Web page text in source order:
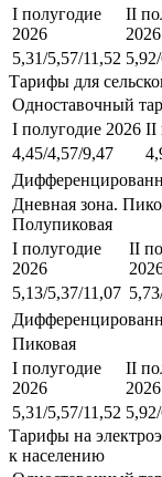
I полугодие
2026
II
2026
5,31/5,57/11,52
Тарифы для
Одноставочный
I полугодие 2026 II
4,45/4,57/9,47
Дневная зона.
Полупиковая
I полугодие
2026
II
5,13/5,37/11,07
Пиковая
I полугодие
2026
II
2026
5,31/5,57/11,52
Тарифы на
к населению